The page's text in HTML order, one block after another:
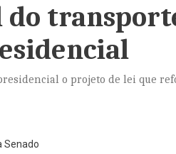
do
o projeto de lei que
Senado